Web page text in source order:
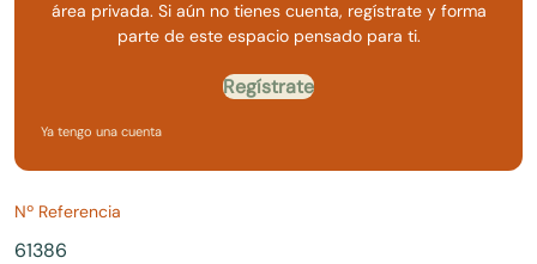
área privada. Si aún no tienes cuenta, regístrate y forma
parte de este espacio pensado para ti.
Regístrate
Ya tengo una cuenta
Nº Referencia
61386